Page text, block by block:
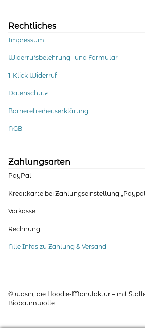
Rechtliches
Impressum
Widerrufsbelehrung- und Formular
1-Klick Widerruf
Datenschutz
Barrierefreiheitserklärung
AGB
Zahlungsarten
PayPal
Kreditkarte bei Zahlungseinstellung
Vorkasse
Rechnung
Alle Infos zu Zahlung & Versand
© wasni, die Hoodie-Manufaktur – mit
Biobaumwolle